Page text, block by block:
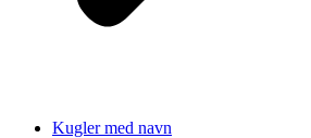
Kugler med navn